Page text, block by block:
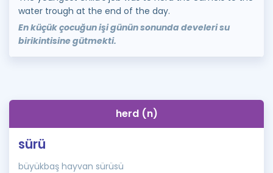
water trough at the end of the day.
En küçük çocuğun işi günün sonunda develeri su
birikintisine gütmekti.
herd (n)
sürü
büyükbaş hayvan sürüsü